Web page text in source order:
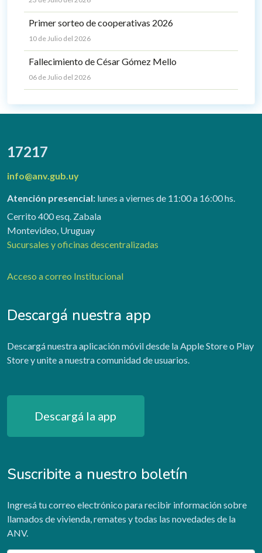
Primer sorteo de cooperativas 2026
10 de Julio del 2026
Fallecimiento de César Gómez Mello
06 de Julio del 2026
17217
info@anv.gub.uy
Atención presencial: lunes a viernes de 11:00 a 16:00 hs.
Cerrito 400 esq. Zabala
Montevideo, Uruguay
Sucursales y oficinas descentralizadas
Acceso a correo Institucional
Descargá nuestra app
Descargá nuestra aplicación móvil desde la Apple Store o Play
Store y unite a nuestra comunidad de usuarios.
Descargá la app
Suscribite a nuestro boletín
Ingresá tu correo electrónico para recibir información sobre
llamados de vivienda, remates y todas las novedades de la
ANV.